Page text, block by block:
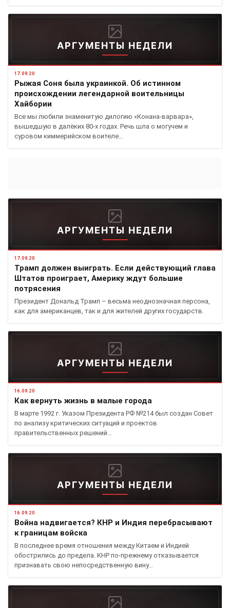
АРГУМЕНТЫ НЕДЕЛИ
17.09.20
Рыжая Соня была украинкой. Об истинном
происхождении легендарной воительницы
Хайбории
Все мы любили знаменитую дилогию «Конана-варвара»,
вышедшую в далёких 80-х годах. Речь шла о могучем и
суровом киммерийском воителе…
АРГУМЕНТЫ НЕДЕЛИ
17.09.20
Трамп должен выиграть. Если действующий глава
Штатов проиграет, Америку ждут большие
потрясения
Президент Дональд Трамп – весьма неоднозначная персона,
как для американцев, так и для жителей других государств.
АРГУМЕНТЫ НЕДЕЛИ
16.09.20
Как вернуть жизнь в малые города
В марте 1992 г. Указом Президента РФ №214 был создан Совет
по анализу критических ситуаций и проектов
правительственных решений…
АРГУМЕНТЫ НЕДЕЛИ
16.09.20
Война надвигается? КНР и Индия перебрасывают
к границам войска
В последнее время отношения между Китаем и Индией
обострились до предела. КНР по-прежнему отказывается
признавать свою непосредственную вину…